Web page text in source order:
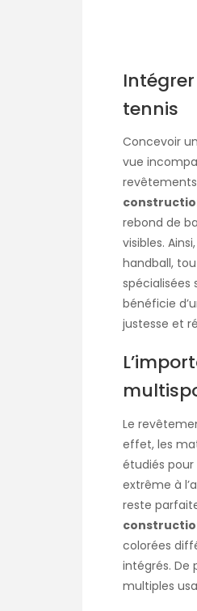
tennis
Concevoir
vue
rebond de
visibles.
handball,
bénéficie
justesse et
Le
effet, les
étudiés
extrême à
reste
colorées
intégrés. De
multiples